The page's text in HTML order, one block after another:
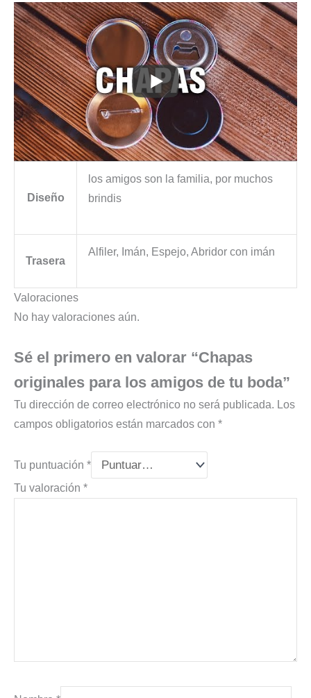
Diseño
los amigos son la familia, por muchos
brindis
Trasera
Alfiler, Imán, Espejo, Abridor con imán
Valoraciones
No hay valoraciones aún.
Sé el primero en valorar “Chapas
originales para los amigos de tu boda”
Tu dirección de correo electrónico no será publicada. Los
campos obligatorios están marcados con *
Tu puntuación *
Tu valoración *